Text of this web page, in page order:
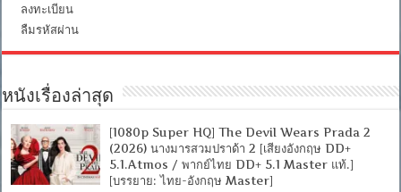
อังกฤษ
[MASTER]
ลงทะเบียน
ลืมรหัสผ่าน
หนังเรื่องล่าสุด
[1080p Super HQ] The Devil Wears Prada 2
(2026) นางมารสวมปราด้า 2 [เสียงอังกฤษ DD+
5.1.Atmos / พากย์ไทย DD+ 5.1 Master แท้.]
[บรรยาย: ไทย-อังกฤษ Master]